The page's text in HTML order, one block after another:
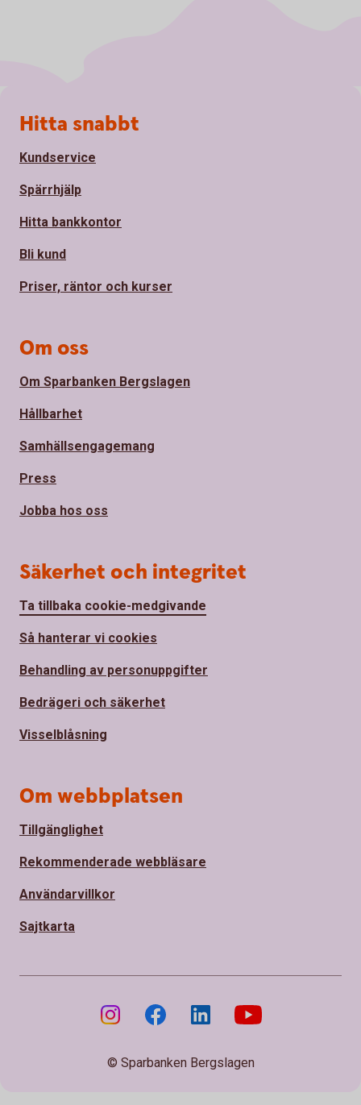
Sidfot
Hitta snabbt
Kundservice
Spärrhjälp
Hitta bankkontor
Bli kund
Priser, räntor och kurser
Om oss
Om Sparbanken Bergslagen
Hållbarhet
Samhällsengagemang
Press
Jobba hos oss
Säkerhet och integritet
Ta tillbaka cookie-medgivande
Så hanterar vi cookies
Behandling av personuppgifter
Bedrägeri och säkerhet
Visselblåsning
Om webbplatsen
Tillgänglighet
Rekommenderade webbläsare
Användarvillkor
Sajtkarta
© Sparbanken Bergslagen